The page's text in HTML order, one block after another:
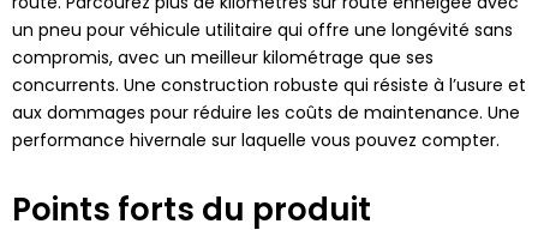
un pneu pour véhicule utilitaire qui offre une longévité sans
compromis, avec un meilleur kilométrage que ses
concurrents. Une construction robuste qui résiste à l’usure et
aux dommages pour réduire les coûts de maintenance. Une
performance hivernale sur laquelle vous pouvez compter.
Points forts du produit